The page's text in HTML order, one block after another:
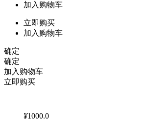
加入购物车
立即购买
加入购物车
确定
确定
加入购物车
立即购买
¥1000.0